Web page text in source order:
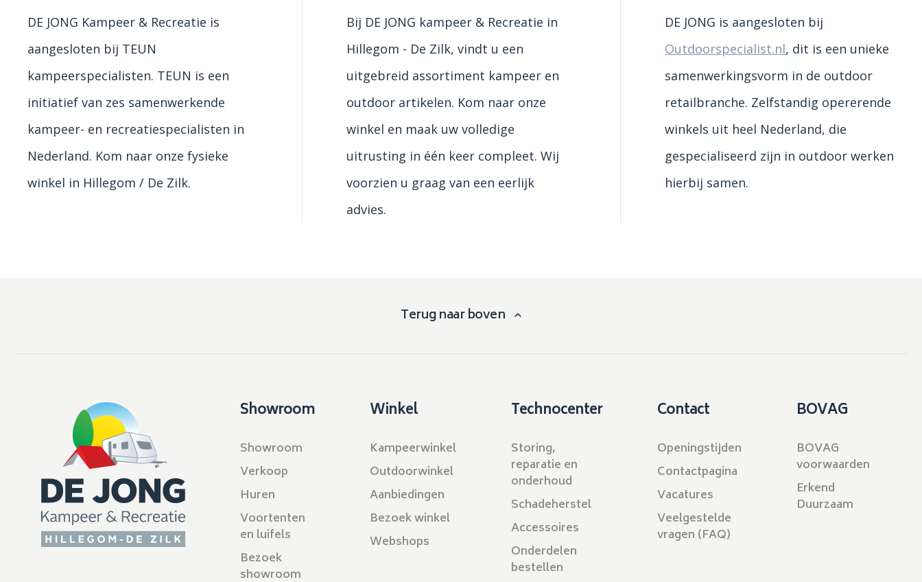
DE JONG Kampeer & Recreatie is
aangesloten bij TEUN
kampeerspecialisten. TEUN is een
initiatief van zes samenwerkende
kampeer- en recreatiespecialisten in
Nederland. Kom naar onze fysieke
winkel in Hillegom / De Zilk.
Bij DE JONG kampeer & Recreatie in
Hillegom - De Zilk, vindt u een
uitgebreid assortiment kampeer en
outdoor artikelen. Kom naar onze
winkel en maak uw volledige
uitrusting in één keer compleet. Wij
voorzien u graag van een eerlijk
advies.
DE JONG is aangesloten bij
Outdoorspecialist.nl, dit is een unieke
samenwerkingsvorm in de outdoor
retailbranche. Zelfstandig opererende
winkels uit heel Nederland, die
gespecialiseerd zijn in outdoor werken
hierbij samen.
Terug naar boven
Showroom
Showroom
Verkoop
Huren
Voortenten
en luifels
Bezoek
showroom
Winkel
Kampeerwinkel
Outdoorwinkel
Aanbiedingen
Bezoek winkel
Webshops
Technocenter
Storing,
reparatie en
onderhoud
Schadeherstel
Accessoires
Onderdelen
bestellen
Contact
Openingstijden
Contactpagina
Vacatures
Veelgestelde
vragen (FAQ)
BOVAG
BOVAG
voorwaarden
Erkend
Duurzaam